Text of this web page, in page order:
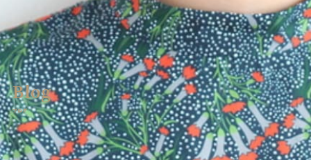
クーポン | エステサロン
Esthetic
クーポン | エシア西宮名塩店
Ecia Najio
ヘアーサロンミズグチ
HAIR SALON MIZUGUCHI
アイラッシュ
Eyelash
Blog
ブログ